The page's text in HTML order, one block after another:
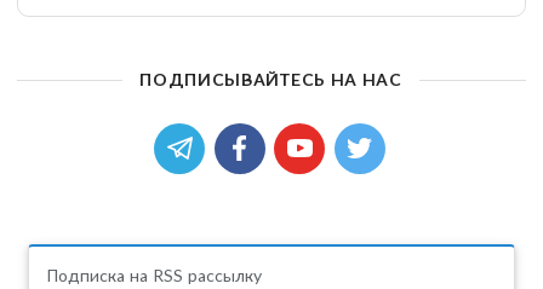
ПОДПИСЫВАЙТЕСЬ НА НАС
Подписка на RSS рассылку